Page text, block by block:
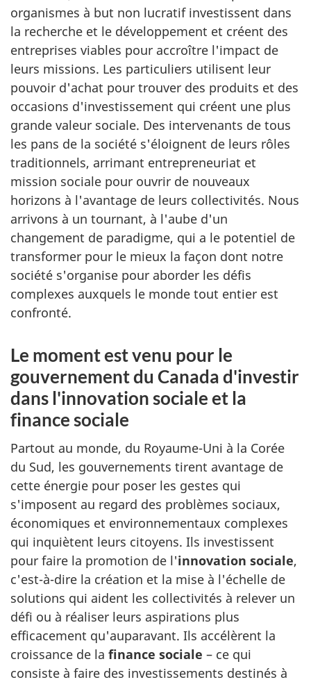
organismes à but non lucratif investissent dans
la recherche et le développement et créent des
entreprises viables pour accroître l'impact de
leurs missions. Les particuliers utilisent leur
pouvoir d'achat pour trouver des produits et des
occasions d'investissement qui créent une plus
grande valeur sociale. Des intervenants de tous
les pans de la société s'éloignent de leurs rôles
traditionnels, arrimant entrepreneuriat et
mission sociale pour ouvrir de nouveaux
horizons à l'avantage de leurs collectivités. Nous
arrivons à un tournant, à l'aube d'un
changement de paradigme, qui a le potentiel de
transformer pour le mieux la façon dont notre
société s'organise pour aborder les défis
complexes auxquels le monde tout entier est
confronté.
Le moment est venu pour le
gouvernement du Canada d'investir
dans l'innovation sociale et la
finance sociale
Partout au monde, du Royaume-Uni à la Corée
du Sud, les gouvernements tirent avantage de
cette énergie pour poser les gestes qui
s'imposent au regard des problèmes sociaux,
économiques et environnementaux complexes
qui inquiètent leurs citoyens. Ils investissent
pour faire la promotion de l'innovation sociale,
c'est-à-dire la création et la mise à l'échelle de
solutions qui aident les collectivités à relever un
défi ou à réaliser leurs aspirations plus
efficacement qu'auparavant. Ils accélèrent la
croissance de la finance sociale – ce qui
consiste à faire des investissements destinés à